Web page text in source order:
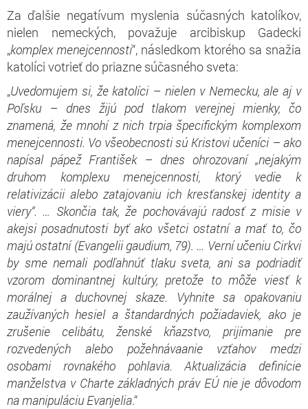
Za ďalšie negatívum myslenia súčasných katolíkov,
nielen nemeckých, považuje arcibiskup Gadecki
„komplex menejcennosti“, následkom ktorého sa snažia
katolíci votrieť do priazne súčasného sveta:
„Uvedomujem si, že katolíci – nielen v Nemecku, ale aj v
Poľsku – dnes žijú pod tlakom verejnej mienky, čo
znamená, že mnohí z nich trpia špecifickým komplexom
menejcennosti. Vo všeobecnosti sú Kristovi učeníci – ako
napísal pápež František – dnes ohrozovaní „nejakým
druhom komplexu menejcennosti, ktorý vedie k
relativizácii alebo zatajovaniu ich kresťanskej identity a
viery“. … Skončia tak, že pochovávajú radosť z misie v
akejsi posadnutosti byť ako všetci ostatní a mať to, čo
majú ostatní (Evangelii gaudium, 79). … Verní učeniu Cirkvi
by sme nemali podľahnúť tlaku sveta, ani sa podriadiť
vzorom dominantnej kultúry, pretože to môže viesť k
morálnej a duchovnej skaze. Vyhnite sa opakovaniu
zaužívaných hesiel a štandardných požiadaviek, ako je
zrušenie celibátu, ženské kňazstvo, prijímanie pre
rozvedených alebo požehnávaanie vzťahov medzi
osobami rovnakého pohlavia. Aktualizácia definície
manželstva v Charte základných práv EÚ nie je dôvodom
na manipuláciu Evanjelia.“